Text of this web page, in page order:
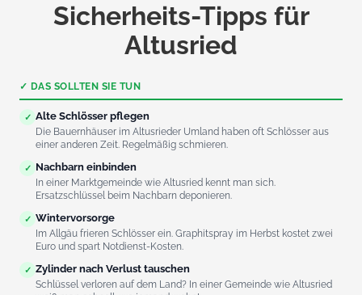
Sicherheits-Tipps für
Altusried
✓ DAS SOLLTEN SIE TUN
✓ Alte Schlösser pflegen
Die Bauernhäuser im Altusrieder Umland haben oft Schlösser aus
einer anderen Zeit. Regelmäßig schmieren.
✓ Nachbarn einbinden
In einer Marktgemeinde wie Altusried kennt man sich.
Ersatzschlüssel beim Nachbarn deponieren.
✓ Wintervorsorge
Im Allgäu frieren Schlösser ein. Graphitspray im Herbst kostet zwei
Euro und spart Notdienst-Kosten.
✓ Zylinder nach Verlust tauschen
Schlüssel verloren auf dem Land? In einer Gemeinde wie Altusried